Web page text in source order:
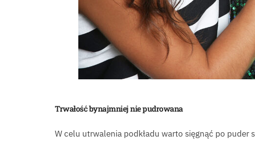
Trwałość bynajmniej nie pudrowana
W celu utrwalenia podkładu warto sięgnąć po